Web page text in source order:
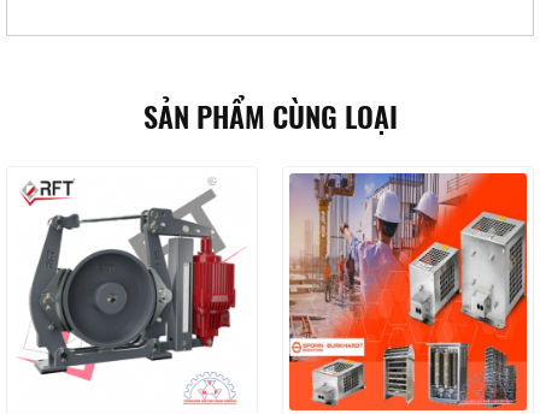
SẢN PHẨM CÙNG LOẠI